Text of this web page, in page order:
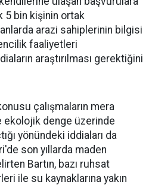
5 bin kişinin ortak
arazi sahiplerinin bilgisi
faaliyetleri
araştırılması gerektiğini
çalışmaların mera
ekolojik denge üzerinde
yönündeki iddiaları da
son yıllarda maden
Bartın, bazı ruhsat
ile su kaynaklarına yakın